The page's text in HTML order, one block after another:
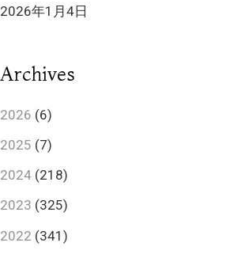
2026年1月4日
Archives
2026 (6)
2025 (7)
2024 (218)
2023 (325)
2022 (341)